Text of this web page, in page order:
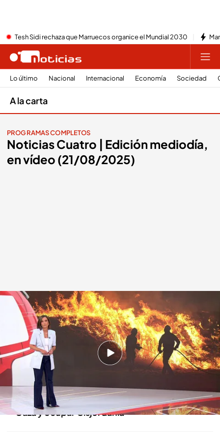
Tesh Sidi rechaza que Marruecos organice el Mundial 2030
Lo último Nacional Internacional Economía Sociedad
A la carta
PROGRAMAS COMPLETOS
Noticias Cuatro | Edición mediodía,
en vídeo (21/08/2025)
Las noticias, de la mano de Lidia Camón Noticias Cuatro
Redacción digital Noticias Cuatro
21 AGO 2025 - 15:27h.
Crece la superficie quemada por los incendios
forestales
Israel ya ha puesto en marcha su plan de invadir
Gaza y ocupar Cisjordania